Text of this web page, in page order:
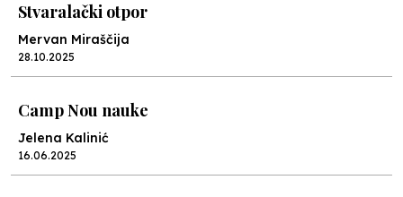
Stvaralački otpor
Mervan Miraščija
28.10.2025
Camp Nou nauke
Jelena Kalinić
16.06.2025